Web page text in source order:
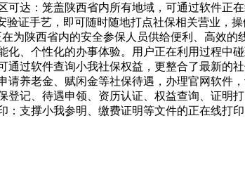
可达：笼盖陕西省内所有地域，可通过软件正
证手艺，即可随时随地打点社保相关营业，
为陕西省内的安全参保人员供给便利、高效的
、个性化的办事体验。用户正在利用过程中
过软件查询小我社保权益，更整合了最新的
养老金、赋闲金等社保待遇，办理官网软件
记、待遇申领、资历认证、权益查询、证明
支撑小我参明、缴费证明等文件的正在线打